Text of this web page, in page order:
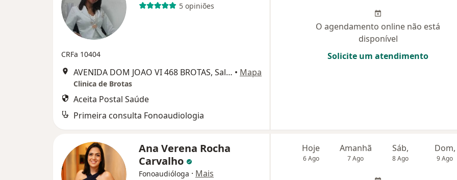
5 opiniões
CRFa 10404
AVENIDA DOM JOAO VI 468 BROTAS, Salvador • Mapa
Clinica de Brotas
Aceita Postal Saúde
Primeira consulta Fonoaudiologia
O agendamento online não está
disponível
Solicite um atendimento
Ana Verena Rocha
Carvalho
Fonoaudióloga · Mais
Hoje
6 Ago
Amanhã
7 Ago
Sáb,
8 Ago
Dom,
9 Ago